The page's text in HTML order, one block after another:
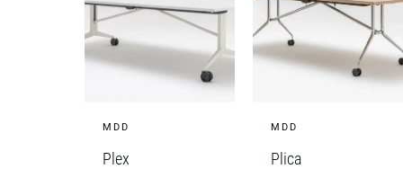
MDD
Plex
MDD
Plica